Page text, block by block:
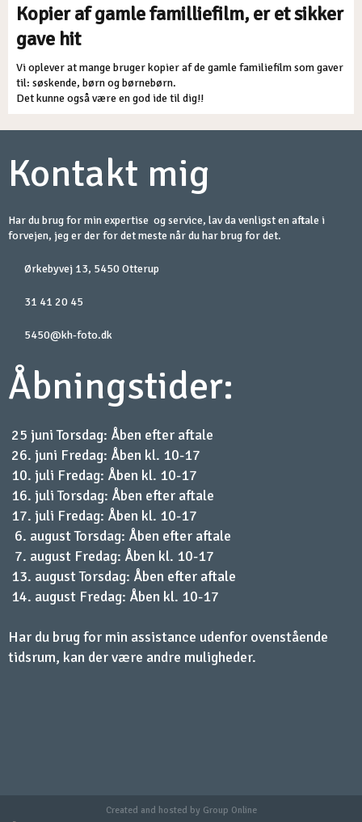
Kopier af gamle familliefilm, er et sikker
gave hit
Vi oplever at mange bruger kopier af de gamle familiefilm som gaver
til: søskende, børn og børnebørn.
Det kunne også være en god ide til dig!!​
​Kontakt mig
Har du brug for min expertise og service, lav da venligst en aftale i
forvejen, jeg er der for det meste når du har brug for det.
Ørkebyvej 13, 5450 Otterup​
31 41 20 45
5450@kh-foto.dk​
​Åbningstider:​
25 juni Torsdag: Åben efter aftale
26. juni Fredag: Åben kl. 10-17
10. juli Fredag: Åben kl. 10-17
16. juli Torsdag: Åben efter aftale
17. juli Fredag: Åben kl. 10-17
6. august Torsdag: Åben efter aftale
7. august Fredag: Åben kl. 10-17
13. august Torsdag: Åben efter aftale
14. august Fredag: Åben kl. 10-17​​
Har du brug for min assistance udenfor ovenstående
tidsrum, kan der være andre muligheder.
Created and hosted by Group Online